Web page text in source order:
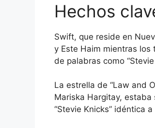
Hechos
Swift, que reside en
y Este Haim mientras los
de palabras como
La estrella de “Law and
Mariska Hargitay,
“Stevie Knicks” idéntica